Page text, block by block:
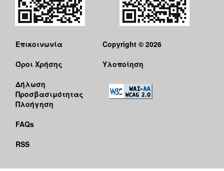
Επικοινωνία
Όροι Χρήσης
Δήλωση
Προσβασιμότητας
Πλοήγηση
FAQs
RSS
Copyright © 2026
Υλοποίηση